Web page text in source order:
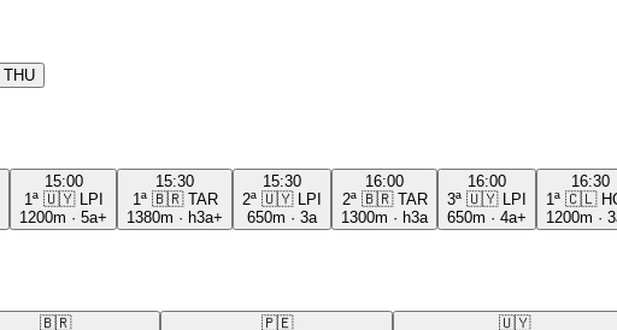
THU
15:00
1ª 🇺🇾
LPI
1200m · 5a+
15:30
1ª 🇧🇷 TAR
1380m · h3a+
15:30
2ª 🇺🇾
LPI
650m · 3a
16:00
2ª 🇧🇷 TAR
1300m · h3a
16:00
3ª 🇺🇾
LPI
650m · 4a+
16:30
1ª 🇨🇱
1200m ·
🇧🇷
🇵🇪
🇺🇾